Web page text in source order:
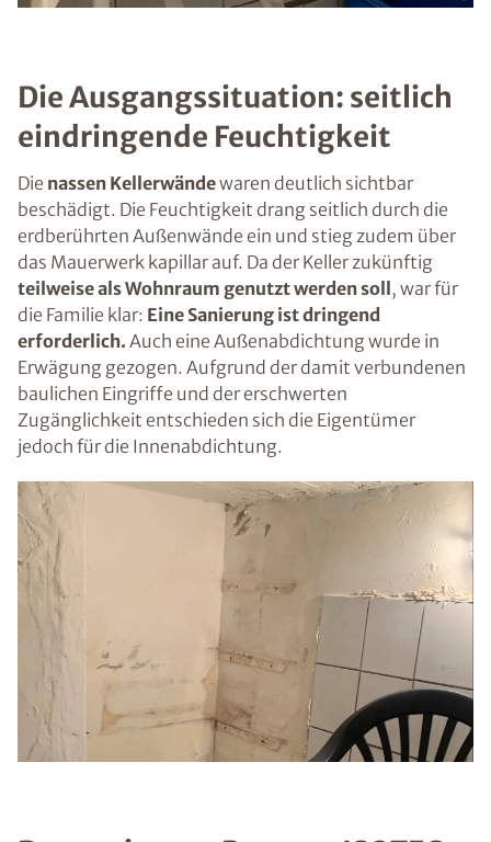
Die Ausgangssituation: seitlich
eindringende Feuchtigkeit
Die nassen Kellerwändewaren deutlich sichtbar
beschädigt. Die Feuchtigkeit drang seitlich durch die
erdberührten Außenwände ein und stieg zudem über
das Mauerwerk kapillar auf. Da der Keller zukünftig
teilweise als Wohnraum genutzt werden soll , war für
die Familie klar: Eine Sanierung ist dringend
erforderlich. Auch eine Außenabdichtung wurde in
Erwägung gezogen. Aufgrund der damit verbundenen
baulichen Eingriffe und der erschwerten
Zugänglichkeit entschieden sich die Eigentümer
jedoch für die Innenabdichtung.